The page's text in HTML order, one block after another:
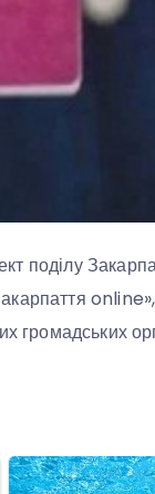
поділу
громадських